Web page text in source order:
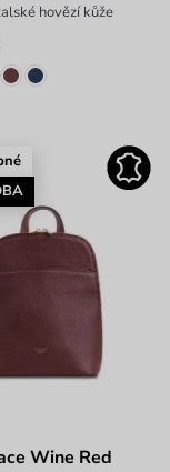
hovězí kůže
Wine Red